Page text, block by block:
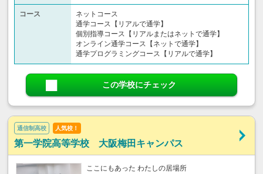
コース
ネットコース
通学コース【リアルで通学】
個別指導コース【リアルまたはネットで通学】
オンライン通学コース【ネットで通学】
通学プログラミングコース【リアルで通学】
この学校にチェック
通信制高校 人気校！
第一学院高等学校 大阪梅田キャンパス
ここにもあった わたしの居場所